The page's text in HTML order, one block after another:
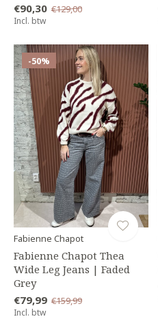
€90,30 €129,00
Incl. btw
-50%
Fabienne Chapot
Fabienne Chapot Thea
Wide Leg Jeans | Faded
Grey
€79,99 €159,99
Incl. btw